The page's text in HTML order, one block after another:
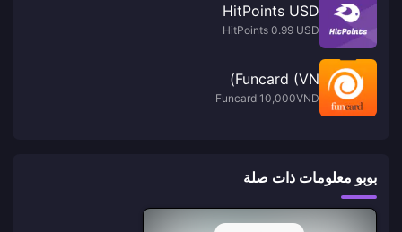
HitPoints USD
HitPoints 0.99 USD
Funcard (VN)
Funcard 10,000VND
بوبو معلومات ذات صلة